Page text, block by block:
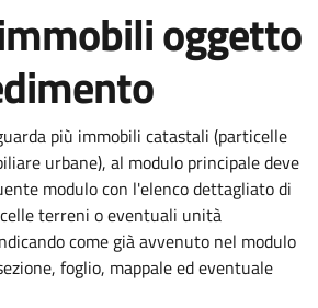
oggetto
più immobili catastali (particelle
urbane), al modulo principale deve
modulo con l'elenco dettagliato di
terreni o eventuali unità
come già avvenuto nel modulo
foglio, mappale ed eventuale